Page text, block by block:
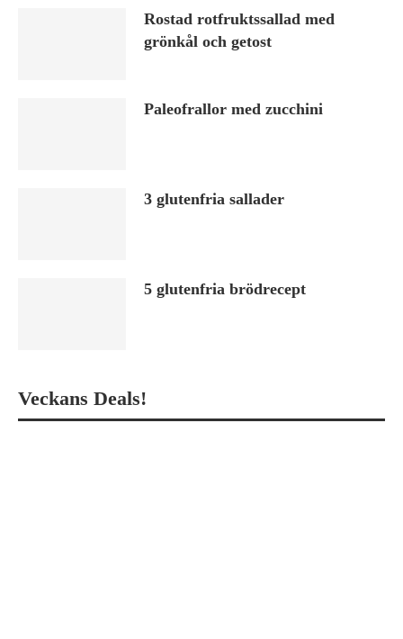
Rostad rotfruktssallad med
grönkål och getost
Paleofrallor med zucchini
3 glutenfria sallader
5 glutenfria brödrecept
Veckans Deals!